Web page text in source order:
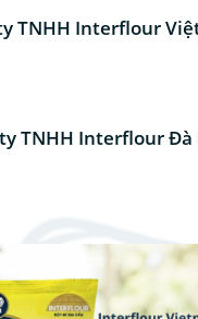
TNHH Interflour
TNHH Interflour Đà